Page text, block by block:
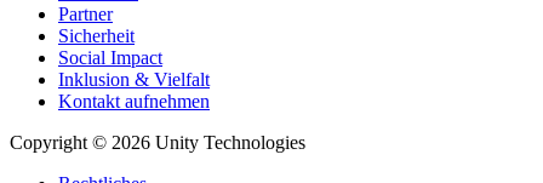
Partner
Sicherheit
Social Impact
Inklusion & Vielfalt
Kontakt aufnehmen
Copyright © 2026 Unity Technologies